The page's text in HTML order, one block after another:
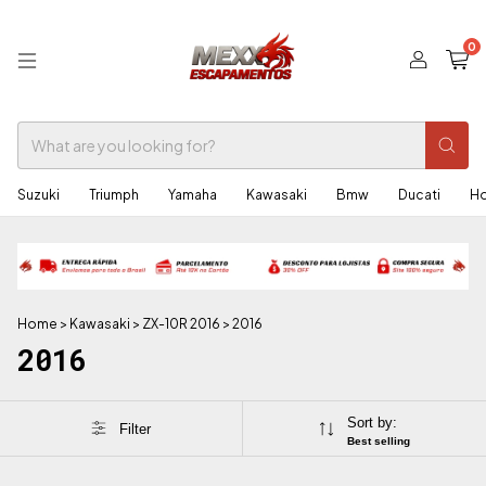
0
Suzuki Triumph Yamaha Kawasaki Bmw Ducati
Home > Kawasaki > ZX-10R 2016 > 2016
2016
Filter Sort by:
Best selling